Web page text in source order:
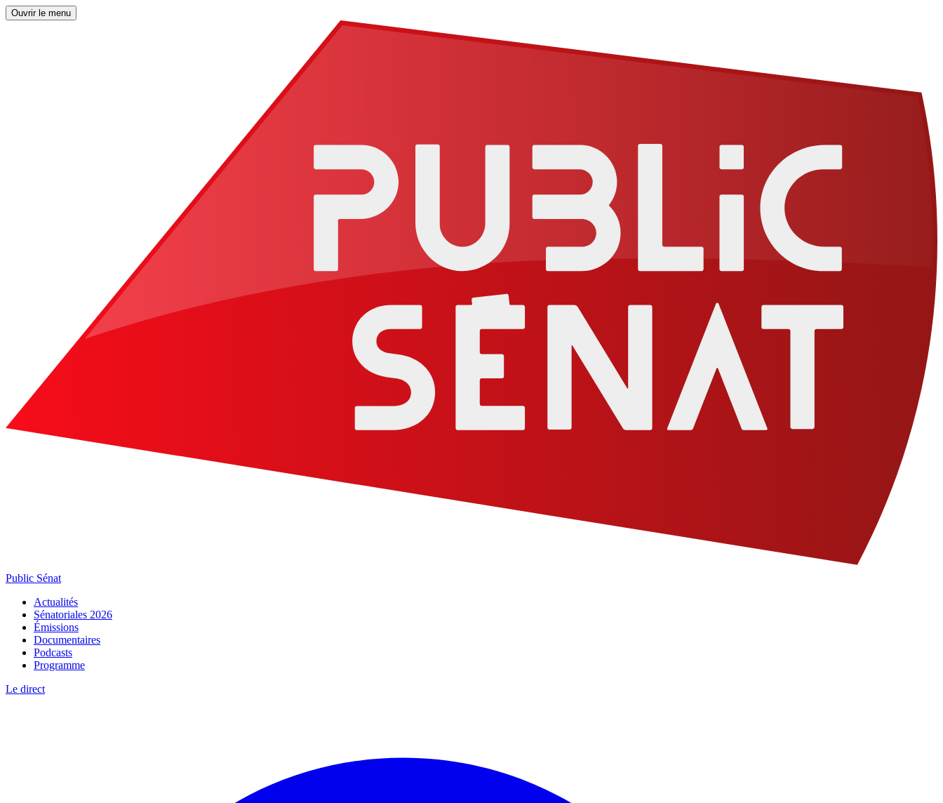
Ouvrir le menu
Public Sénat
Actualités
Sénatoriales 2026
Émissions
Documentaires
Podcasts
Programme
Le direct